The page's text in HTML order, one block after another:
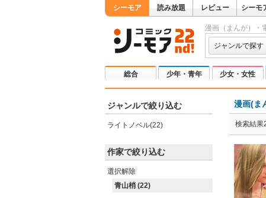
シーモア 読み放題 レビュー シーモ
漫画（まんが）・
ジャンルで探す
総合 少年・青年 少女・女性
ジャンルで絞り込む
ライトノベル(22)
作家で絞り込む
選択解除
青山梢 (22)
漫画(ま
検索結果